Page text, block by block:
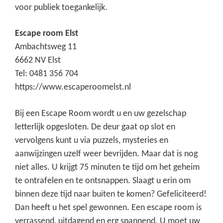
voor publiek toegankelijk.
Escape room Elst
Ambachtsweg 11
6662 NV Elst
Tel: 0481 356 704
https://www.escaperoomelst.nl
Bij een Escape Room wordt u en uw gezelschap
letterlijk opgesloten. De deur gaat op slot en
vervolgens kunt u via puzzels, mysteries en
aanwijzingen uzelf weer bevrijden. Maar dat is nog
niet alles. U krijgt 75 minuten te tijd om het geheim
te ontrafelen en te ontsnappen. Slaagt u erin om
binnen deze tijd naar buiten te komen? Gefeliciteerd!
Dan heeft u het spel gewonnen. Een escape room is
verrassend, uitdagend en erg spannend. U moet uw